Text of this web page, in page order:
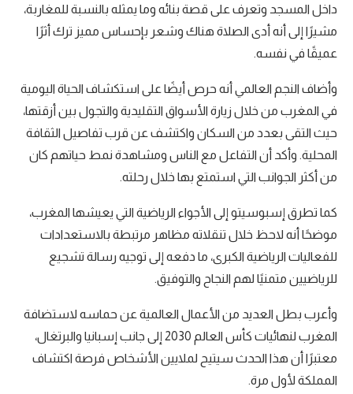
داخل المسجد وتعرف على قصة بنائه وما يمثله بالنسبة للمغاربة،
مشيرًا إلى أنه أدى الصلاة هناك وشعر بإحساس مميز ترك أثرًا
عميقًا في نفسه.
وأضاف النجم العالمي أنه حرص أيضًا على استكشاف الحياة اليومية
في المغرب من خلال زيارة الأسواق التقليدية والتجول بين أزقتها،
حيث التقى بعدد من السكان واكتشف عن قرب تفاصيل الثقافة
المحلية. وأكد أن التفاعل مع الناس ومشاهدة نمط حياتهم كان
من أكثر الجوانب التي استمتع بها خلال رحلته.
كما تطرق إسبوسيتو إلى الأجواء الرياضية التي يعيشها المغرب،
موضحًا أنه لاحظ خلال تنقلاته مظاهر مرتبطة بالاستعدادات
للفعاليات الرياضية الكبرى، ما دفعه إلى توجيه رسالة تشجيع
للرياضيين متمنيًا لهم النجاح والتوفيق.
وأعرب بطل العديد من الأعمال العالمية عن حماسه لاستضافة
المغرب لنهائيات كأس العالم 2030 إلى جانب إسبانيا والبرتغال،
معتبرًا أن هذا الحدث سيتيح لملايين الأشخاص فرصة اكتشاف
المملكة لأول مرة.